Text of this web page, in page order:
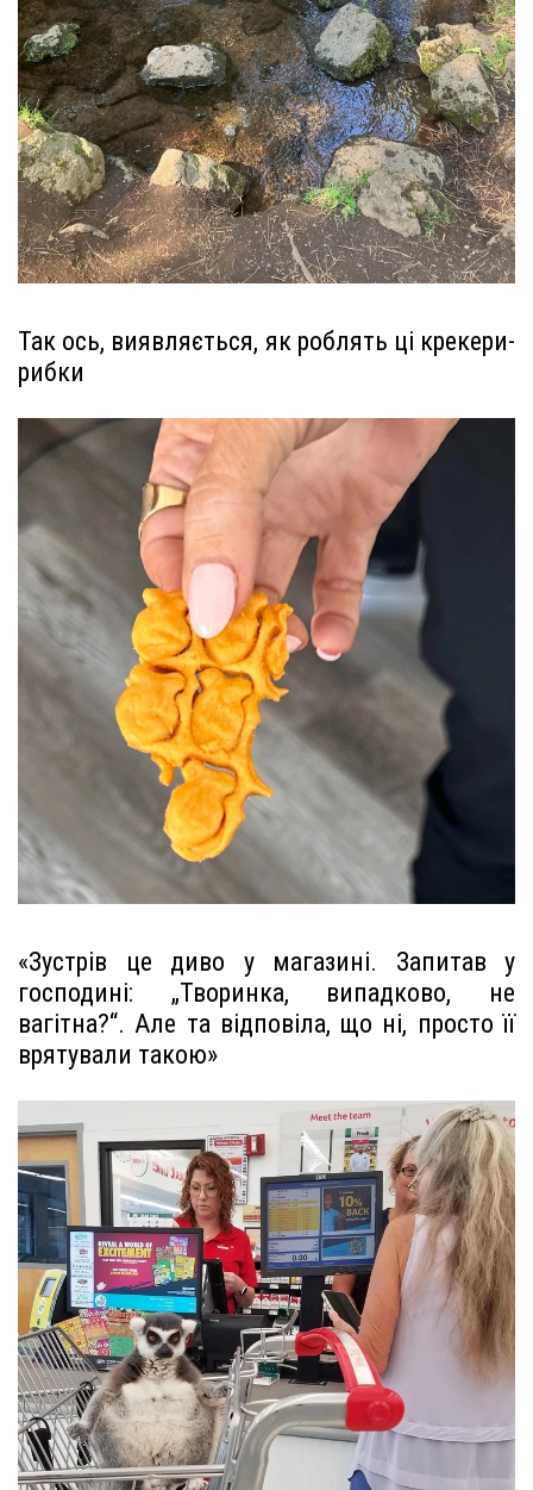
Так ось, виявляється, як роблять ці крекери-
рибки
«Зустрів це диво у магазині. Запитав у
господині: „Творинка, випадково, не
вагітна?“. Але та відповіла, що ні, просто її
врятували такою»